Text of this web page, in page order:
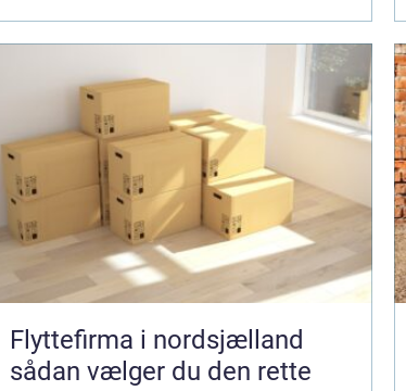
Flyttefirma i nordsjælland
sådan vælger du den rette